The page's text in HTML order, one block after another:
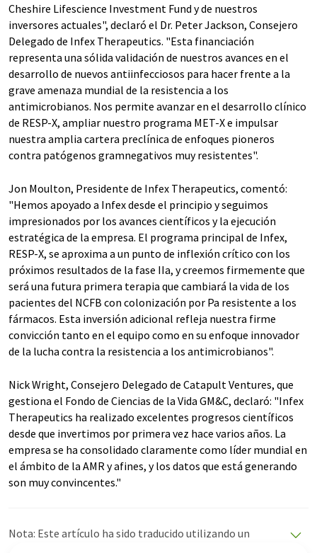
Cheshire Lifescience Investment Fund y de nuestros
inversores actuales", declaró el Dr. Peter Jackson, Consejero
Delegado de Infex Therapeutics. "Esta financiación
representa una sólida validación de nuestros avances en el
desarrollo de nuevos antiinfecciosos para hacer frente a la
grave amenaza mundial de la resistencia a los
antimicrobianos. Nos permite avanzar en el desarrollo clínico
de RESP-X, ampliar nuestro programa MET-X e impulsar
nuestra amplia cartera preclínica de enfoques pioneros
contra patógenos gramnegativos muy resistentes".
Jon Moulton, Presidente de Infex Therapeutics, comentó:
"Hemos apoyado a Infex desde el principio y seguimos
impresionados por los avances científicos y la ejecución
estratégica de la empresa. El programa principal de Infex,
RESP-X, se aproxima a un punto de inflexión crítico con los
próximos resultados de la fase IIa, y creemos firmemente que
será una futura primera terapia que cambiará la vida de los
pacientes del NCFB con colonización por Pa resistente a los
fármacos. Esta inversión adicional refleja nuestra firme
convicción tanto en el equipo como en su enfoque innovador
de la lucha contra la resistencia a los antimicrobianos".
Nick Wright, Consejero Delegado de Catapult Ventures, que
gestiona el Fondo de Ciencias de la Vida GM&C, declaró: "Infex
Therapeutics ha realizado excelentes progresos científicos
desde que invertimos por primera vez hace varios años. La
empresa se ha consolidado claramente como líder mundial en
el ámbito de la AMR y afines, y los datos que está generando
son muy convincentes."
Nota: Este artículo ha sido traducido utilizando un